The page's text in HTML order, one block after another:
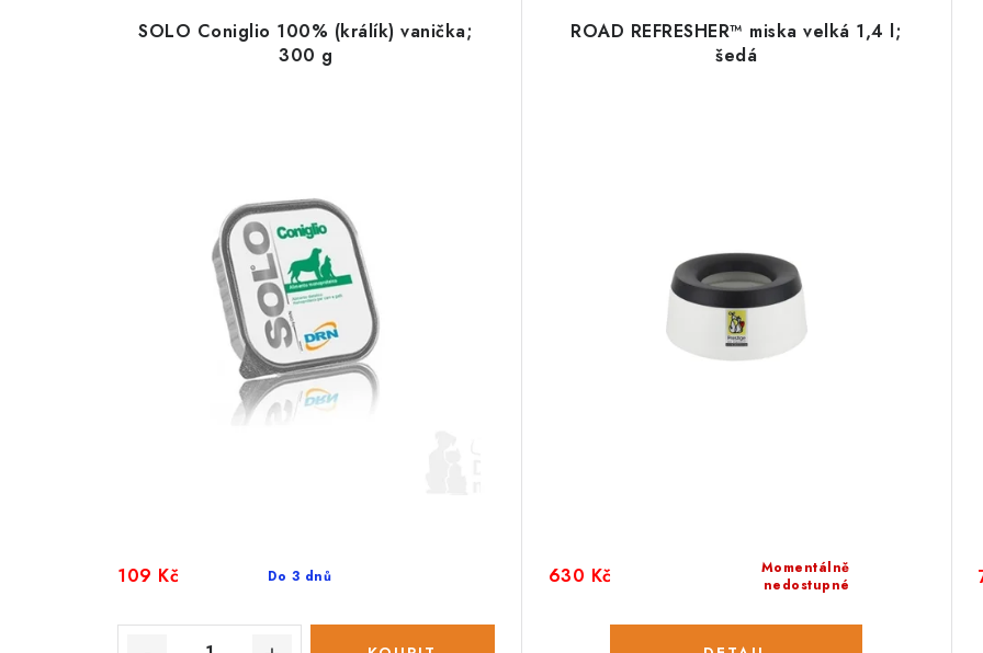
SOLO Coniglio 100% (králík) vanička;
300 g
Do 3 dnů
109 Kč
ROAD REFRESHER™ miska velká 1,4 l;
šedá
Momentálně
nedostupné
630 Kč